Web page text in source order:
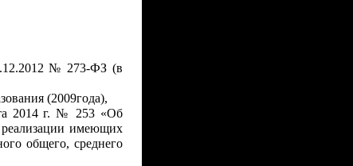
№ 273-ФЗ (в
(2009года),
2014 г. № 253 «Об
реализации имеющих
общего, среднего